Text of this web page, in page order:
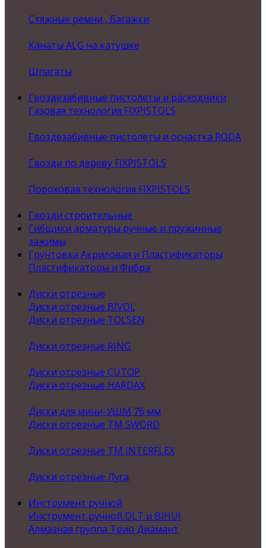
Стяжные ремни , Багажки
Канаты ALG на катушке
Шпагаты
Гвоздезабивные пистолеты и расходники
Газовая технология FIXPISTOLS
Гвоздезабивные пистолеты и оснастка RODA
Гвозди по дереву FIXPISTOLS
Пороховая технология FIXPISTOLS
Гвозди строительные
Гибщики арматуры ручные и пружинные
зажимы
Грунтовка Акриловая и Пластификаторы
Пластификаторы и Фибра
Диски отрезные
Диски отрезные BIVOL
Диски отрезные TOLSEN
Диски отрезные RING
Диски отрезные CUTOP
Диски отрезные HARDAX
Диски для мини-УШМ 76 мм
Диски отрезные ТМ SWORD
Диски отрезные ТМ INTERFLEX
Диски отрезные Луга
Инструмент ручной
Инструмент ручной DLT и BIHUI
Алмазная группа Трио Диамант